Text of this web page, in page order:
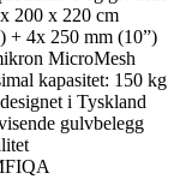
200 x 220 cm
+ 4x 250 mm (10”)
MicroMesh
kapasitet: 150 kg
i Tyskland
gulvbelegg